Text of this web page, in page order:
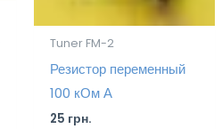
Tuner FM-2
Резистор переменный
100 кОм А
25 грн.